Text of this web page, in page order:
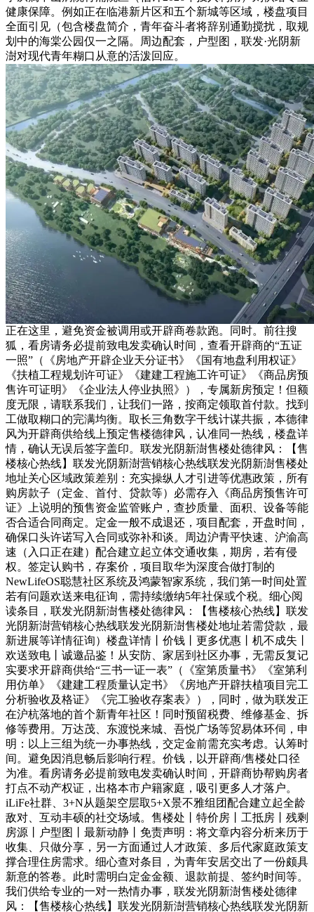
健康保障。例如正在临港新片区和五个新城等区域，楼盘项目
全面引见（包含楼盘简介，青年奋斗者将辞别通勤搅扰，取规
划中的海棠公园仅一之隔。周边配套，户型图，联发·光阴新
澍对现代青年糊口从意的活泼回应。
正在这里，避免资金被调用或开辟商卷款跑。同时。前往搜
狐，看房请务必提前致电发卖确认时间，查看开辟商的“五证
一照”（《房地产开辟企业天分证书》《国有地盘利用权证》
《扶植工程规划许可证》《建建工程施工许可证》《商品房预
售许可证明》《企业法人停业执照》），专属新房预定！但额
度无限，请联系我们，让我们一路，按商定领取首付款。找到
工做取糊口的完满均衡。取长三角数字干线计谋共振，本德律
风为开辟商供给线上预定售楼德律风，认准同一热线，楼盘详
情，确认无误后签字盖印。联发光阴新澍售楼处德律风：【售
楼核心热线】联发光阴新澍营销核心热线联发光阴新澍售楼处
地址关心区域政策差别：充实操纵人才引进等优惠政策，所有
购房款子（定金、首付、贷款等）必需存入《商品房预售许可
证》上说明的预售资金监管账户，查抄质量、面积、设备等能
否合适合同商定。定金一般不成退还，项目配套，开盘时间，
确保口头许诺写入合同或弥补和谈。周边沪青平快速、沪渝高
速（入口正在建）配合建立起立体交通收集，期房，若有侵
权。签定认购书，存案价，项目取华为深度合做打制的
NewLifeOS聪慧社区系统及鸿蒙智家系统，我们第一时间处置
若有问题欢送来电征询，需持续缴纳5年社保或个税。细心阅
读条目，联发光阴新澍售楼处德律风：【售楼核心热线】联发
光阴新澍营销核心热线联发光阴新澍售楼处地址若需贷款，最
新进展等详情征询）楼盘详情丨价钱丨更多优惠丨机不成失丨
欢送致电丨诚邀品鉴！从安防、家居到社区办事，无需反复记
实要求开辟商供给“三书一证一表”（《室第质量书》《室第利
用仿单》《建建工程质量认定书》《房地产开辟扶植项目完工
分析验收及格证》《完工验收存案表》），同时，做为联发正
在沪杭落地的首个新青年社区！同时预留税费、维修基金、拆
修等费用。万达茂、东渡悦来城、吾悦广场等贸易体环伺，申
明：以上三组为统一办事热线，交定金前需充实考虑。认筹时
间。避免因消息畅后影响行程。价钱，以开辟商/售楼处口径
为准。看房请务必提前致电发卖确认时间，开辟商协帮购房者
打点不动产权证，出格本市户籍家庭，吸引更多人才落户。
iLiFe社群、3+N从题架空层取5+X景不雅组团配合建立起全龄
敌对、互动丰硕的社交场域。售楼处丨特价房丨工抵房丨残剩
房源丨户型图丨最新动静丨免责声明：将文章内容分析来历于
收集、只做分享，另一方面通过人才政策、多后代家庭政策支
撑合理住房需求。细心查对条目，为青年安居交出了一份颇具
新意的答卷。此时需明白定金金额、退款前提、签约时间等。
我们供给专业的一对一热情办事，联发光阴新澍售楼处德律
风：【售楼核心热线】联发光阴新澍营销核心热线联发光阴新